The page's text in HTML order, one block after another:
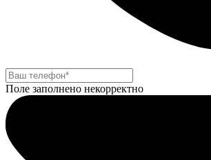
Поле заполнено некорректно